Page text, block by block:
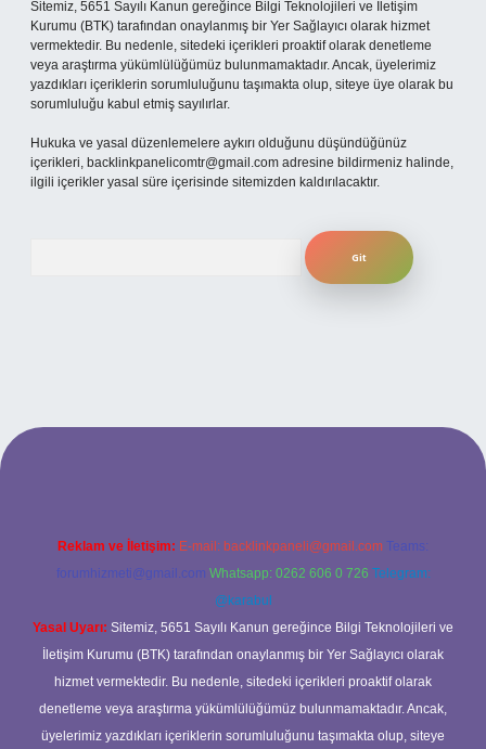
Sitemiz, 5651 Sayılı Kanun gereğince Bilgi Teknolojileri ve İletişim
Kurumu (BTK) tarafından onaylanmış bir Yer Sağlayıcı olarak hizmet
vermektedir. Bu nedenle, sitedeki içerikleri proaktif olarak denetleme
veya araştırma yükümlülüğümüz bulunmamaktadır. Ancak, üyelerimiz
yazdıkları içeriklerin sorumluluğunu taşımakta olup, siteye üye olarak bu
sorumluluğu kabul etmiş sayılırlar.
Hukuka ve yasal düzenlemelere aykırı olduğunu düşündüğünüz
içerikleri, backlinkpanelicomtr@gmail.com adresine bildirmeniz halinde,
ilgili içerikler yasal süre içerisinde sitemizden kaldırılacaktır.
Reklam ve İletişim: E-mail: backlinkpaneli@gmail.com Teams:
forumhizmeti@gmail.com Whatsapp: 0262 606 0 726 Telegram:
@karabul
Yasal Uyarı: Sitemiz, 5651 Sayılı Kanun gereğince Bilgi Teknolojileri ve
İletişim Kurumu (BTK) tarafından onaylanmış bir Yer Sağlayıcı olarak
hizmet vermektedir. Bu nedenle, sitedeki içerikleri proaktif olarak
denetleme veya araştırma yükümlülüğümüz bulunmamaktadır. Ancak,
üyelerimiz yazdıkları içeriklerin sorumluluğunu taşımakta olup, siteye